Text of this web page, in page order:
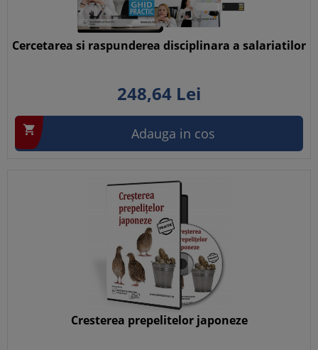
Cercetarea si raspunderea disciplinara a salariatilor
248,64 Lei
 Adauga in cos
Cresterea prepelitelor japoneze